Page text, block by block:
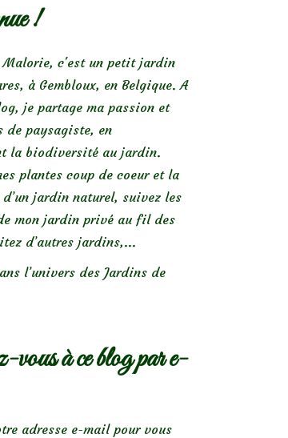
!
Malorie, c'est un petit jardin
à Gembloux, en Belgique. A
je partage ma passion et
de paysagiste, en
la biodiversité au jardin.
plantes coup de coeur et la
jardin naturel, suivez les
mon jardin privé au fil des
d’autres jardins,...
l’univers des Jardins de
vous à ce blog par e-
adresse e-mail pour vous